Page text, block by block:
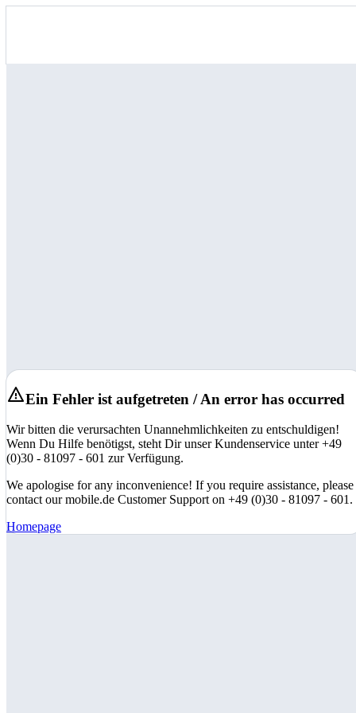
Ein Fehler ist aufgetreten / An error has occurred
Wir bitten die verursachten Unannehmlichkeiten zu entschuldigen!
Wenn Du Hilfe benötigst, steht Dir unser Kundenservice unter +49
(0)30 - 81097 - 601 zur Verfügung.
We apologise for any inconvenience! If you require assistance, please
contact our mobile.de Customer Support on +49 (0)30 - 81097 - 601.
Homepage